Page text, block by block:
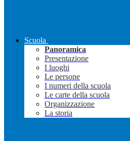
Scuola
Panoramica
Presentazione
I luoghi
Le persone
I numeri della scuola
Le carte della scuola
Organizzazione
La storia